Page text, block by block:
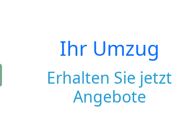
Ihr Umzug
Erhalten Sie jetzt
Angebote